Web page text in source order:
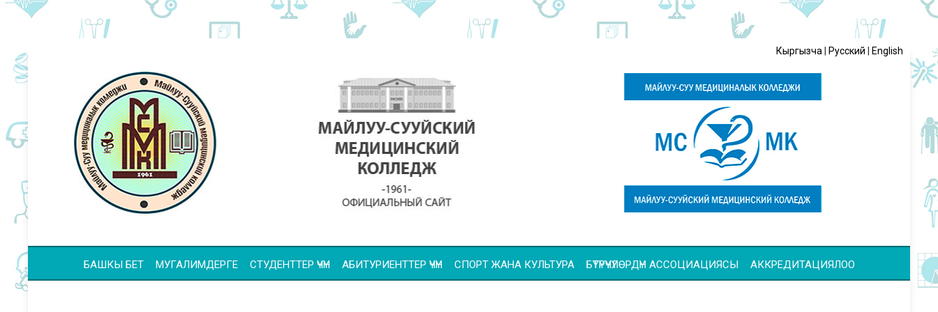
Кыргызча Русский English
БАШКЫ БЕТ МУГАЛИМДЕРГЕ СТУДЕНТТЕР ҮЧҮН АБИТУРИЕНТТЕР ҮЧҮН СПОРТ ЖАНА КУЛЬТУРА БҮТҮРҮҮЧҮЛӨРДҮН АССОЦИАЦИЯСЫ АККРЕДИТАЦИЯЛОО